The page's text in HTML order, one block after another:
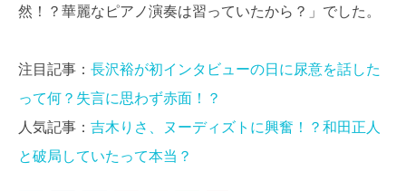
然！？華麗なピアノ演奏は習っていたから？」でした。
注目記事： 長沢裕が初インタビューの日に尿意を話した
って何？失言に思わず赤面！？
人気記事： 吉木りさ、ヌーディズトに興奮！？和田正人
と破局していたって本当？